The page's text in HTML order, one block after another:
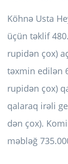
Köhnə Usta
üçün təklif
rupidən çox)
təxmin edilən
rupidən çox)
qalaraq irəli
dən çox).
məbləğ